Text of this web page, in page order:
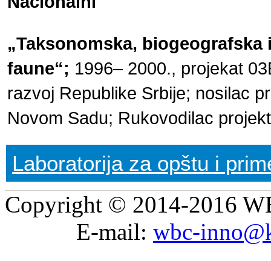
„Taksonomska,
faune“; 1996– 2000., projekat
razvoj Republike Srbije; nosilac
Novom Sadu; Rukovodilac
Laboratorija za opštu i
Copyright © 2014-2016
E-mail: wbc-